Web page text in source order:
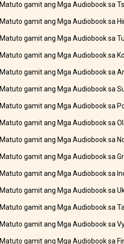
Matuto gamit ang Mga Audiobook sa
Matuto gamit ang Mga Audiobook sa
Matuto gamit ang Mga Audiobook sa
Matuto gamit ang Mga Audiobook sa
Matuto gamit ang Mga Audiobook sa
Matuto gamit ang Mga Audiobook sa
Matuto gamit ang Mga Audiobook sa
Matuto gamit ang Mga Audiobook sa
Matuto gamit ang Mga Audiobook sa
Matuto gamit ang Mga Audiobook sa
Matuto gamit ang Mga Audiobook sa
Matuto gamit ang Mga Audiobook sa
Matuto gamit ang Mga Audiobook sa
Matuto gamit ang Mga Audiobook sa
Matuto gamit ang Mga Audiobook sa